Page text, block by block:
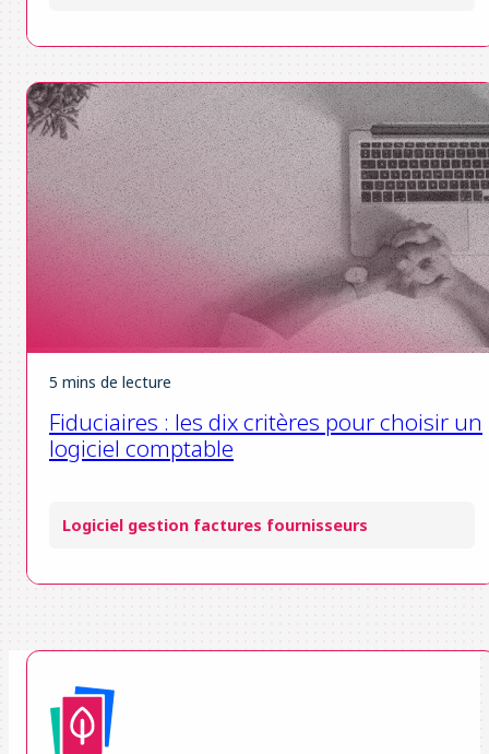
5 mins de lecture
Fiduciaires : les dix critères pour choisir un
logiciel comptable
Logiciel gestion factures fournisseurs